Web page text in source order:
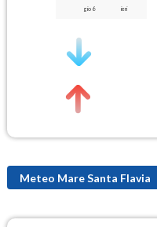
gio 6 ieri
Meteo Mare Santa Flavia